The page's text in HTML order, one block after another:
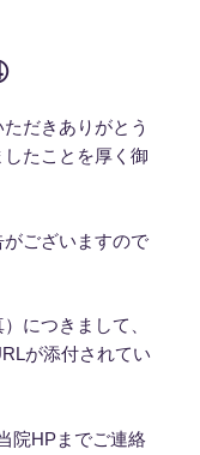
だきありがとう
たことを厚く御
ございますので
につきまして、
が添付されてい
院HPまでご連絡